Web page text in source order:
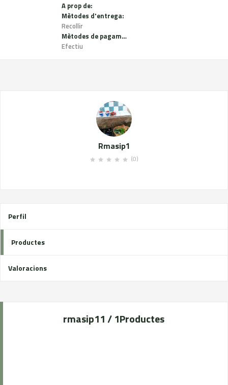
A prop de:
Mètodes d'entrega:
Recollir
Mètodes de pagament:
Efectiu
Rmasip1
(0)
Perfil
Productes
Valoracions
rmasip11 / 1Productes